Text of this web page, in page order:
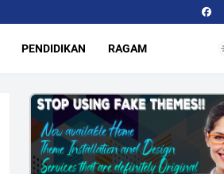
PENDIDIKAN RAGAM